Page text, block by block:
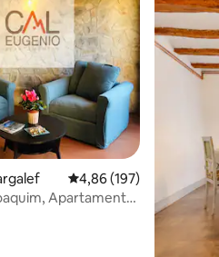
Vlerësimi mesatar 4,86
4,86 (197)
Apartament